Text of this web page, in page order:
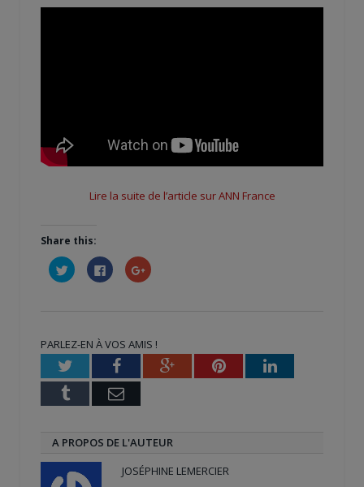
Lire la suite de l’article sur ANN France
Share this:
Cliquez
pour
partager
fenêtre)
Cliquez
pour
partager
fenêtre)
Cliquez
pour
nouvelle
fenêtre)
PARLEZ-EN À VOS AMIS !
TwitterFacebookGoogle+PinterestLinkedIn
Tumblr Email
A PROPOS DE L'AUTEUR
JOSÉPHINE LEMERCIER